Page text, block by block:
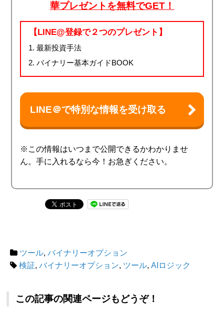
華プレゼントを無料でGET！
【LINE@登録で２つのプレゼント】
最新投資手法
バイナリー基本ガイドBOOK
LINE＠で特別な情報を受け取る
※この情報はいつまで公開できるかわかりませ
ん。手に入れるなら今！お急ぎください。
ツール, バイナリーオプション
検証, バイナリーオプション, ツール, AIロジック
この記事の関連ページもどうぞ！